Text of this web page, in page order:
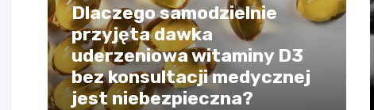
Dlaczego samodzielnie
przyjęta dawka
uderzeniowa witaminy D3
bez konsultacji medycznej
jest niebezpieczna?